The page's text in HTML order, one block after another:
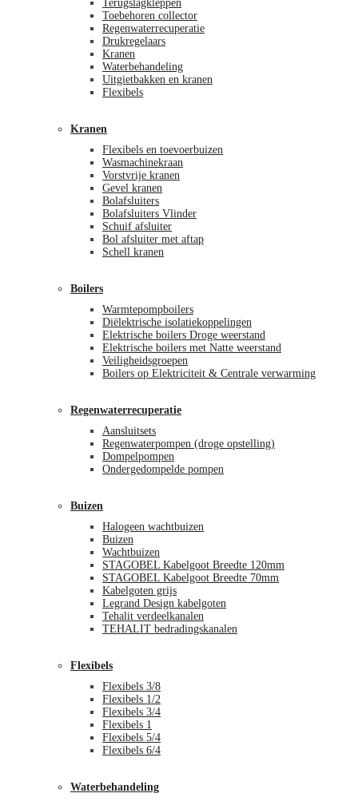
Terugslagkleppen
Toebehoren collector
Regenwaterrecuperatie
Drukregelaars
Kranen
Waterbehandeling
Uitgietbakken en kranen
Flexibels
Kranen
Flexibels en toevoerbuizen
Wasmachinekraan
Vorstvrije kranen
Gevel kranen
Bolafsluiters
Bolafsluiters Vlinder
Schuif afsluiter
Bol afsluiter met aftap
Schell kranen
Boilers
Warmtepompboilers
Diëlektrische isolatiekoppelingen
Elektrische boilers Droge weerstand
Elektrische boilers met Natte weerstand
Veiligheidsgroepen
Boilers op Elektriciteit & Centrale verwarming
Regenwaterrecuperatie
Aansluitsets
Regenwaterpompen (droge opstelling)
Dompelpompen
Ondergedompelde pompen
Buizen
Halogeen wachtbuizen
Buizen
Wachtbuizen
STAGOBEL Kabelgoot Breedte 120mm
STAGOBEL Kabelgoot Breedte 70mm
Kabelgoten grijs
Legrand Design kabelgoten
Tehalit verdeelkanalen
TEHALIT bedradingskanalen
Flexibels
Flexibels 3/8
Flexibels 1/2
Flexibels 3/4
Flexibels 1
Flexibels 5/4
Flexibels 6/4
Waterbehandeling